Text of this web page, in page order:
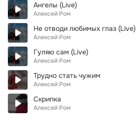
Ангелы (Live)
Алексей Ром
Не отводи любимых глаз (Live)
Алексей Ром
Гуляю сам (Live)
Алексей Ром
Трудно стать чужим
Алексей Ром
Скрипка
Алексей Ром